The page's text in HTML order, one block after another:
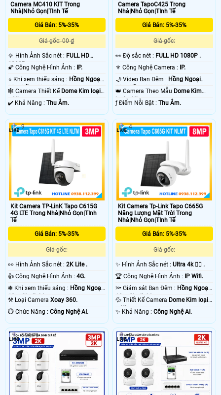
Camera MC410 KIT Trong
Nhà|Nhỏ Gọn|TInh Tế
Giá Bán: 5%-35%
Giá gốc: 00 ₫
🔆 Hình Ảnh Sắc nét : FULL HD
1080P .
🌠 Công Nghệ Hình Ảnh : IP.
⭐ Khi xem thiếu sáng : Hồng Ngoại
10m Hồng Ngoại SMD.
🕸️ Camera Thiết Kế Dome Kim loại
+ Nhựa.
️✔️ Khả Năng : Thu Âm.
Camera TapoC425 Trong
Nhà|Nhỏ Gọn|TInh Tế
Giá Bán: 5%-35%
Giá gốc:
️👀 Độ sắc nét : FULL HD 1080P .
⚜️ Công Nghệ Camera : IP.
🌙 Video Ban Đêm : Hồng Ngoại
10m Hồng Ngoại SMD.
👑 Camera Theo Mẫu Dome Kim
loại + Nhựa.
️ƒ Điểm Nỗi Bật :Thu Âm.
Kit Camera TP-LinK Tapo C615G
4G LTE Trong Nhà|Nhỏ Gọn|TInh
Tế
Giá Bán: 5%-35%
Giá gốc:
️👀 Hình Ảnh Sắc nét : 2K Lite .
👍 Công Nghệ Hình Ảnh : 4G.
❃ Khi xem thiếu sáng : Hồng Ngoại
10m Starlight.
⚒ Loại Camera Xoay 360.
️💮 Chức Năng : Công Nghệ AI.
9
Kit Camera Tp-Link Tapo C665G
Năng Lượng Mặt Trời Trong
Nhà|Nhỏ Gọn|TInh Tế
Giá Bán: 5%-35%
Giá gốc:
✨ Hình Ảnh Sắc nét :Ultra 4k 👍🏾 .
🏆 Công Nghệ Hình Ảnh :
IP Wifi.
🔦 Giám sát Ban Đêm : Hồng Ngoại
10m Starlight.
💦 Thiết Kế Camera Dome Kim loại
+ Nhựa.
️✨ Khả Năng :Công Nghệ AI.
4
19579 2